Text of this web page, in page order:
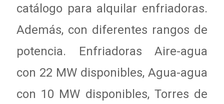
catálogo para alquilar enfriadoras.
Además, con diferentes rangos de
potencia. Enfriadoras Aire-agua
con 22 MW disponibles, Agua-agua
con 10 MW disponibles, Torres de